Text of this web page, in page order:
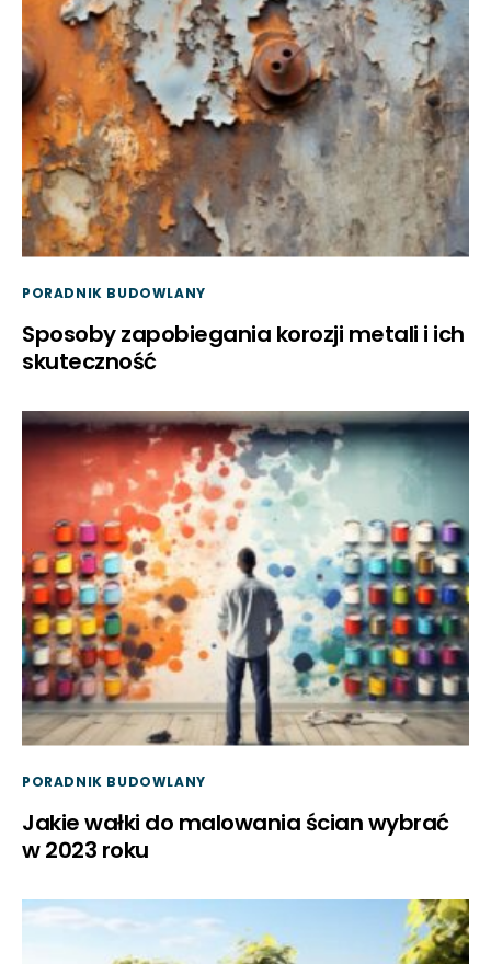
PORADNIK BUDOWLANY
Sposoby zapobiegania korozji metali i ich
skuteczność
PORADNIK BUDOWLANY
Jakie wałki do malowania ścian wybrać
w 2023 roku